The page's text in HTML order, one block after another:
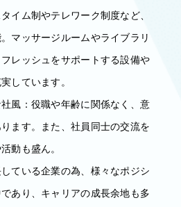
イム制やテレワーク制度など、
マッサージルームやライブラリ
レッシュをサポートする設備や
しています。
風：役職や年齢に関係なく、意
ます。また、社員同士の交流を
動も盛ん。
ている企業の為、様々なポジシ
あり、キャリアの成長余地も多